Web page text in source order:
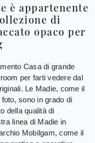
è appartenente
di
opaco per
Casa di grande
per farti vedere dal
Le Madie, come il
sono in grado di
della qualità di
linea di Madie in
Mobilgam, come il